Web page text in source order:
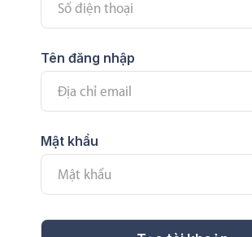
Tên đăng nhập
Mật khẩu